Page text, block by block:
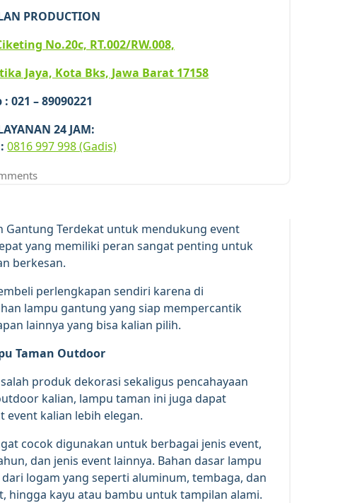
PRODUCTION
No.20c, RT.002/RW.008,
Jaya, Kota Bks, Jawa Barat 17158
: 021 – 89090221
24 JAM:
0816 997 998 (Gadis)
Gantung Terdekat untuk mendukung event
yang memiliki peran sangat penting untuk
berkesan.
perlengkapan sendiri karena di
lampu gantung yang siap mempercantik
lainnya yang bisa kalian pilih.
Taman Outdoor
produk dekorasi sekaligus pencahayaan
kalian, lampu taman ini juga dapat
kalian lebih elegan.
cocok digunakan untuk berbagai jenis event,
dan jenis event lainnya. Bahan dasar lampu
logam yang seperti aluminum, tembaga, dan
hingga kayu atau bambu untuk tampilan alami.